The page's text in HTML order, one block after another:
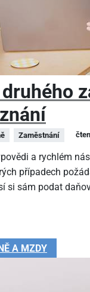
Zaměstnání
a rychlém
případech
si sám podat
A MZDY